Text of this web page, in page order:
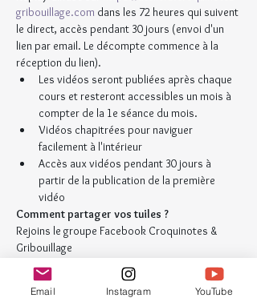
gribouillage.com dans les 72 heures qui suivent
le direct, accès pendant 30 jours (envoi d'un
lien par email. Le décompte commence à la
réception du lien).
Les vidéos seront publiées après chaque
cours et resteront accessibles un mois à
compter de la 1e séance du mois.
Vidéos chapitrées pour naviguer
facilement à l'intérieur
Accès aux vidéos pendant 30 jours à
partir de la publication de la première
vidéo
Comment partager vos tuiles ?
Rejoins le groupe Facebook Croquinotes &
Gribouillage
https://www.facebook.com/groups/13428370
52848074
Email Instagram YouTube